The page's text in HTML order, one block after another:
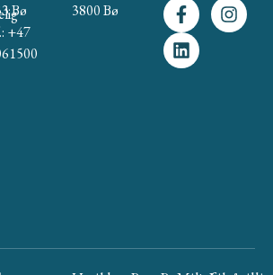
Bø
+47
3800 Bø